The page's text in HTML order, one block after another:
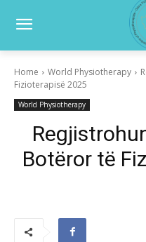
Home World Physiotherapy
Fizioterapisë 2025
World Physiotherapy
Botëror të